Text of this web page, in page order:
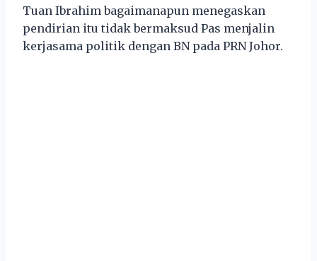
Tuan Ibrahim bagaimanapun menegaskan
pendirian itu tidak bermaksud Pas menjalin
kerjasama politik dengan BN pada PRN Johor.